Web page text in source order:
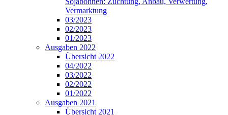
Vermarktung
03/2023
02/2023
01/2023
Ausgaben 2022
Übersicht 2022
04/2022
03/2022
02/2022
01/2022
Ausgaben 2021
Übersicht 2021